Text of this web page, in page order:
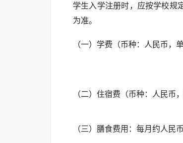
学生入学注册时，应按学校规
为准。
（一）学费（币种：人民币，
（二）住宿费（币种：人民币
（三）膳食费用：每月约人民